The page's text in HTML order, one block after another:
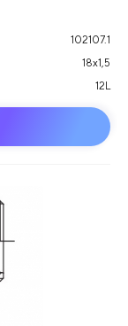
102107.1
18х1,5
12L